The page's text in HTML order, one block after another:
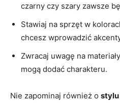
czarny ‌czy szary⁣ zawsze
Stawiaj na sprzęt w
chcesz wprowadzić
Zwracaj uwagę na
mogą dodać charakteru.
Nie zapominaj ‌również o stylu